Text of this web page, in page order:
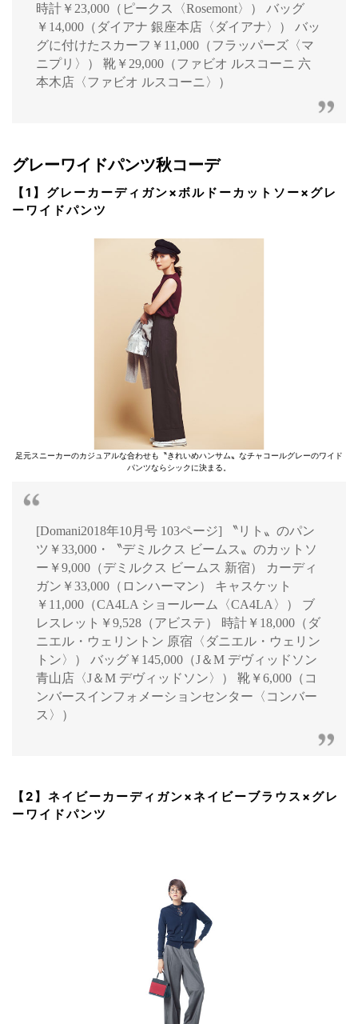
時計￥23,000（ピークス〈Rosemont〉） バッグ
￥14,000（ダイアナ 銀座本店〈ダイアナ〉） バッ
グに付けたスカーフ￥11,000（フラッパーズ〈マ
ニプリ〉） 靴￥29,000（ファビオ ルスコーニ 六
本木店〈ファビオ ルスコーニ〉）
グレーワイドパンツ秋コーデ
【1】グレーカーディガン×ボルドーカットソー×グレ
ーワイドパンツ
足元スニーカーのカジュアルな合わせも〝きれいめハンサム〟なチャコールグレーのワイド
パンツならシックに決まる。
[Domani2018年10月号 103ページ] 〝リト〟のパン
ツ￥33,000・〝デミルクス ビームス〟のカットソ
ー￥9,000（デミルクス ビームス 新宿） カーディ
ガン￥33,000（ロンハーマン） キャスケット
￥11,000（CA4LA ショールーム〈CA4LA〉） ブ
レスレット￥9,528（アビステ） 時計￥18,000（ダ
ニエル・ウェリントン 原宿〈ダニエル・ウェリン
トン〉） バッグ￥145,000（J＆M デヴィッドソン
青山店〈J＆M デヴィッドソン〉） 靴￥6,000（コ
ンバースインフォメーションセンター〈コンバー
ス〉）
【2】ネイビーカーディガン×ネイビーブラウス×グレ
ーワイドパンツ